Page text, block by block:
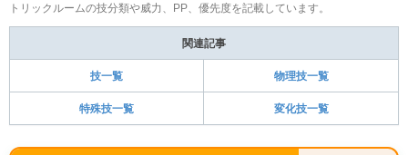
トリックルームの技分類や威力、PP、優先度を記載しています。
関連記事
技一覧 物理技一覧
特殊技一覧 変化技一覧